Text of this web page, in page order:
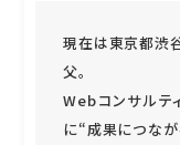
現在は東京都渋
父。
Webコンサルテ
に“成果につな